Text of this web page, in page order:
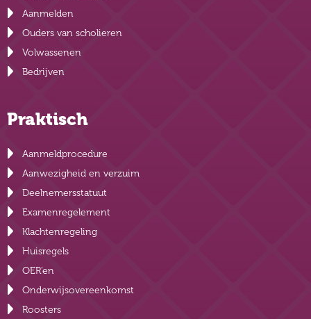
Aanmelden
Ouders van scholieren
Volwassenen
Bedrijven
Praktisch
Aanmeldprocedure
Aanwezigheid en verzuim
Deelnemersstatuut
Examenregelement
Klachtenregeling
Huisregels
OER’en
Onderwijsovereenkomst
Roosters